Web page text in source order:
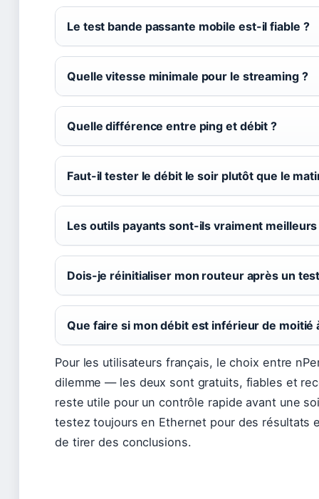
Le test bande passante mobile est-il fiable ?
Quelle vitesse minimale pour le streaming ?
Quelle différence entre ping et débit ?
Faut-il tester le débit le soir plutôt que le
Les outils payants sont-ils vraiment meilleurs
Dois-je réinitialiser mon routeur après un
Que faire si mon débit est inférieur de moitié
Pour les utilisateurs français, le choix entre
dilemme — les deux sont gratuits, fiables et
reste utile pour un contrôle rapide avant une
testez toujours en Ethernet pour des résultats
de tirer des conclusions.